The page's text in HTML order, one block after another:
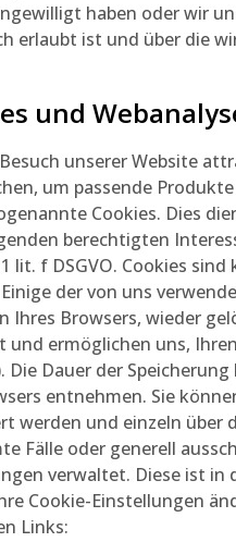
haben oder wir
erlaubt ist und über die
und
unserer Website
um passende
Cookies. Dies
berechtigten
1 lit. f DSGVO. Cookies
der von uns
Ihres Browsers, wieder
und ermöglichen uns,
Die Dauer der
entnehmen. Sie
werden und einzeln über
Fälle oder generell
verwaltet. Diese ist in
Cookie-Einstellungen
Links: